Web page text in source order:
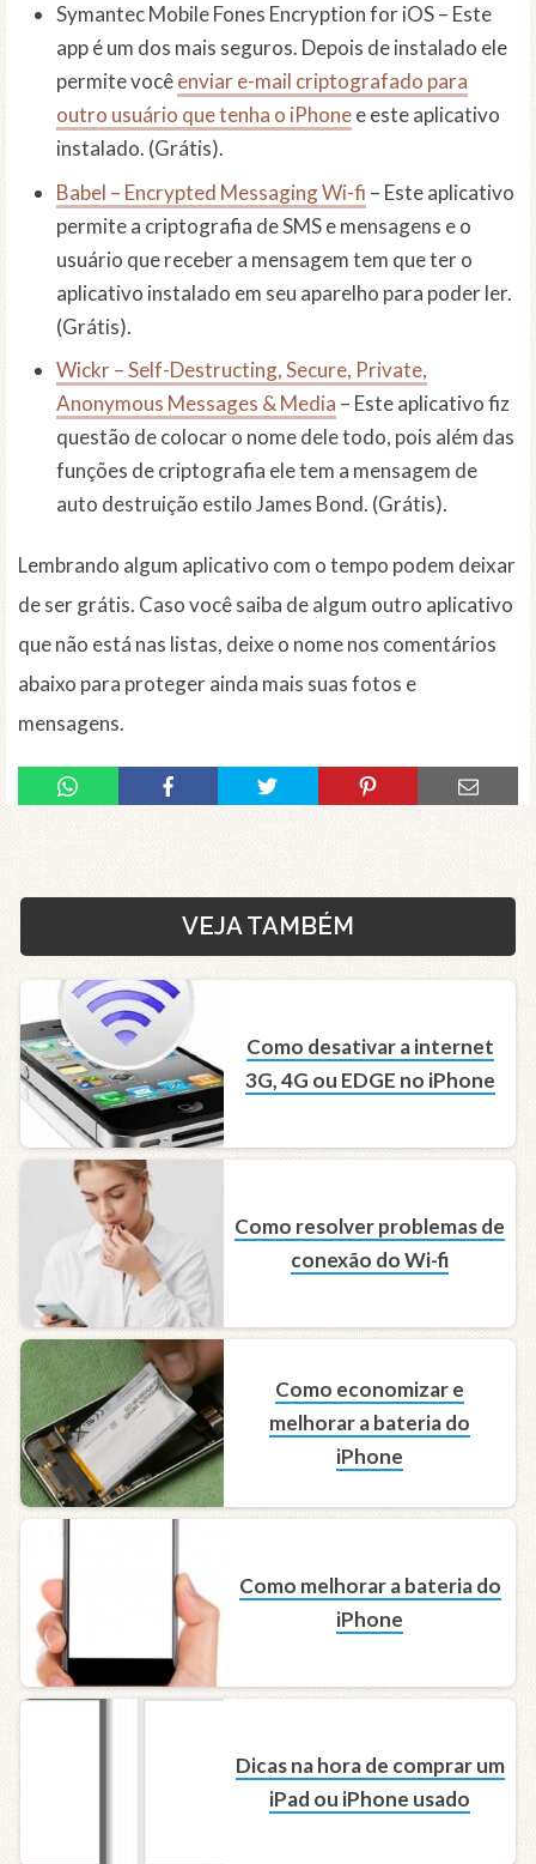
Symantec Mobile Fones Encryption for iOS – Este
app é um dos mais seguros. Depois de instalado ele
permite vocêenviar e-mail criptografado para
outro usuário que tenha o iPhonee este aplicativo
instalado. (Grátis).
Babel – Encrypted Messaging Wi-fi – Este aplicativo
permite a criptografia de SMS e mensagens e o
usuário que receber a mensagem tem que ter o
aplicativo instalado em seu aparelho para poder ler.
(Grátis).
Wickr – Self-Destructing, Secure, Private,
Anonymous Messages & Media – Este aplicativo fiz
questão de colocar o nome dele todo, pois além das
funções de criptografia ele tem a mensagem de
auto destruição estilo James Bond. (Grátis).
Lembrando algum aplicativo com o tempo podem deixar
de ser grátis. Caso você saiba de algum outro aplicativo
que não está nas listas, deixe o nome nos comentários
abaixo para proteger ainda mais suas fotos e
mensagens.
VEJA TAMBÉM
Como desativar a internet
3G, 4G ou EDGE no iPhone
Como resolver problemas de
conexão do Wi-fi
Como economizar e
melhorar a bateria do
iPhone
Como melhorar a bateria do
iPhone
Dicas na hora de comprar um
iPad ou iPhone usado